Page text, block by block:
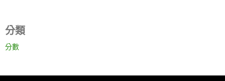
分類
分數